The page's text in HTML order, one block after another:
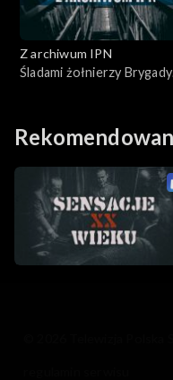
Z archiwum IPN
Śladami żołnierzy Brygady